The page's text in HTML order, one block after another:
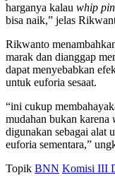
harganya kalau whip
bisa naik,” jelas
Rikwanto
marak dan dianggap
dapat menyebabkan
untuk euforia sesaat.
“ini cukup
mudahan bukan karena
digunakan sebagai alat
euforia sementara,”
Topik BNN Komisi III